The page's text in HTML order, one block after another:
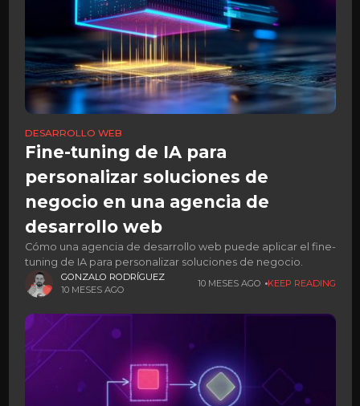
DESARROLLO WEB
Fine-tuning de IA para
personalizar soluciones de
negocio en una agencia de
desarrollo web
Cómo una agencia de desarrollo web puede aplicar el fine-
tuning de IA para personalizar soluciones de negocio.
GONZALO RODRÍGUEZ
10 MESES AGO
10 MESES AGO KEEP READING